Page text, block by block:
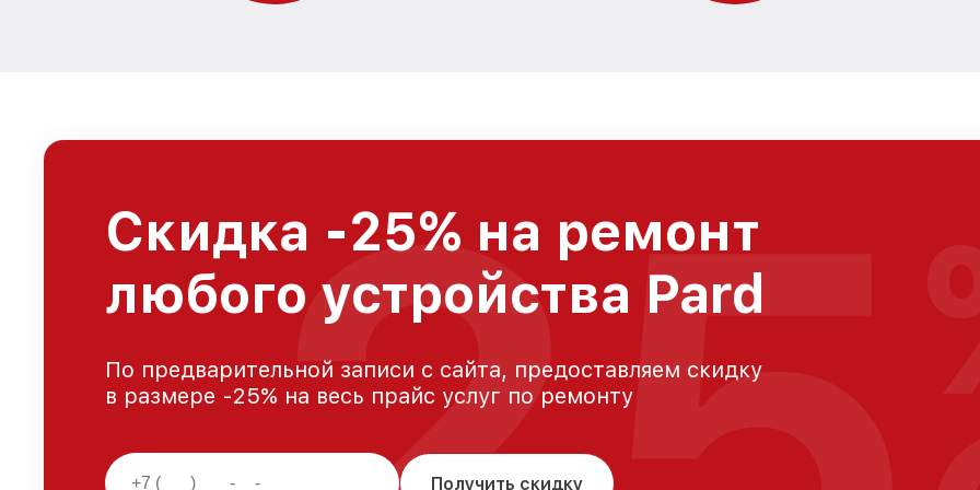
Скидка -25% на ремонт
любого устройства Pard
По предварительной записи с сайта, предоставляем скидку
в размере -25% на весь прайс услуг по ремонту
Получить скидку